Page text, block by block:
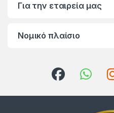
Για την εταιρεία μας
Νομικό πλαίσιο